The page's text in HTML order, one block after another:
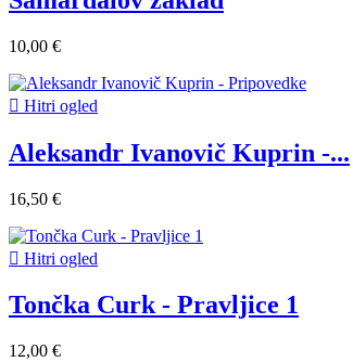
10,00 €
 Hitri ogled
Aleksandr Ivanovič Kuprin -...
16,50 €
 Hitri ogled
Tončka Curk - Pravljice 1
12,00 €